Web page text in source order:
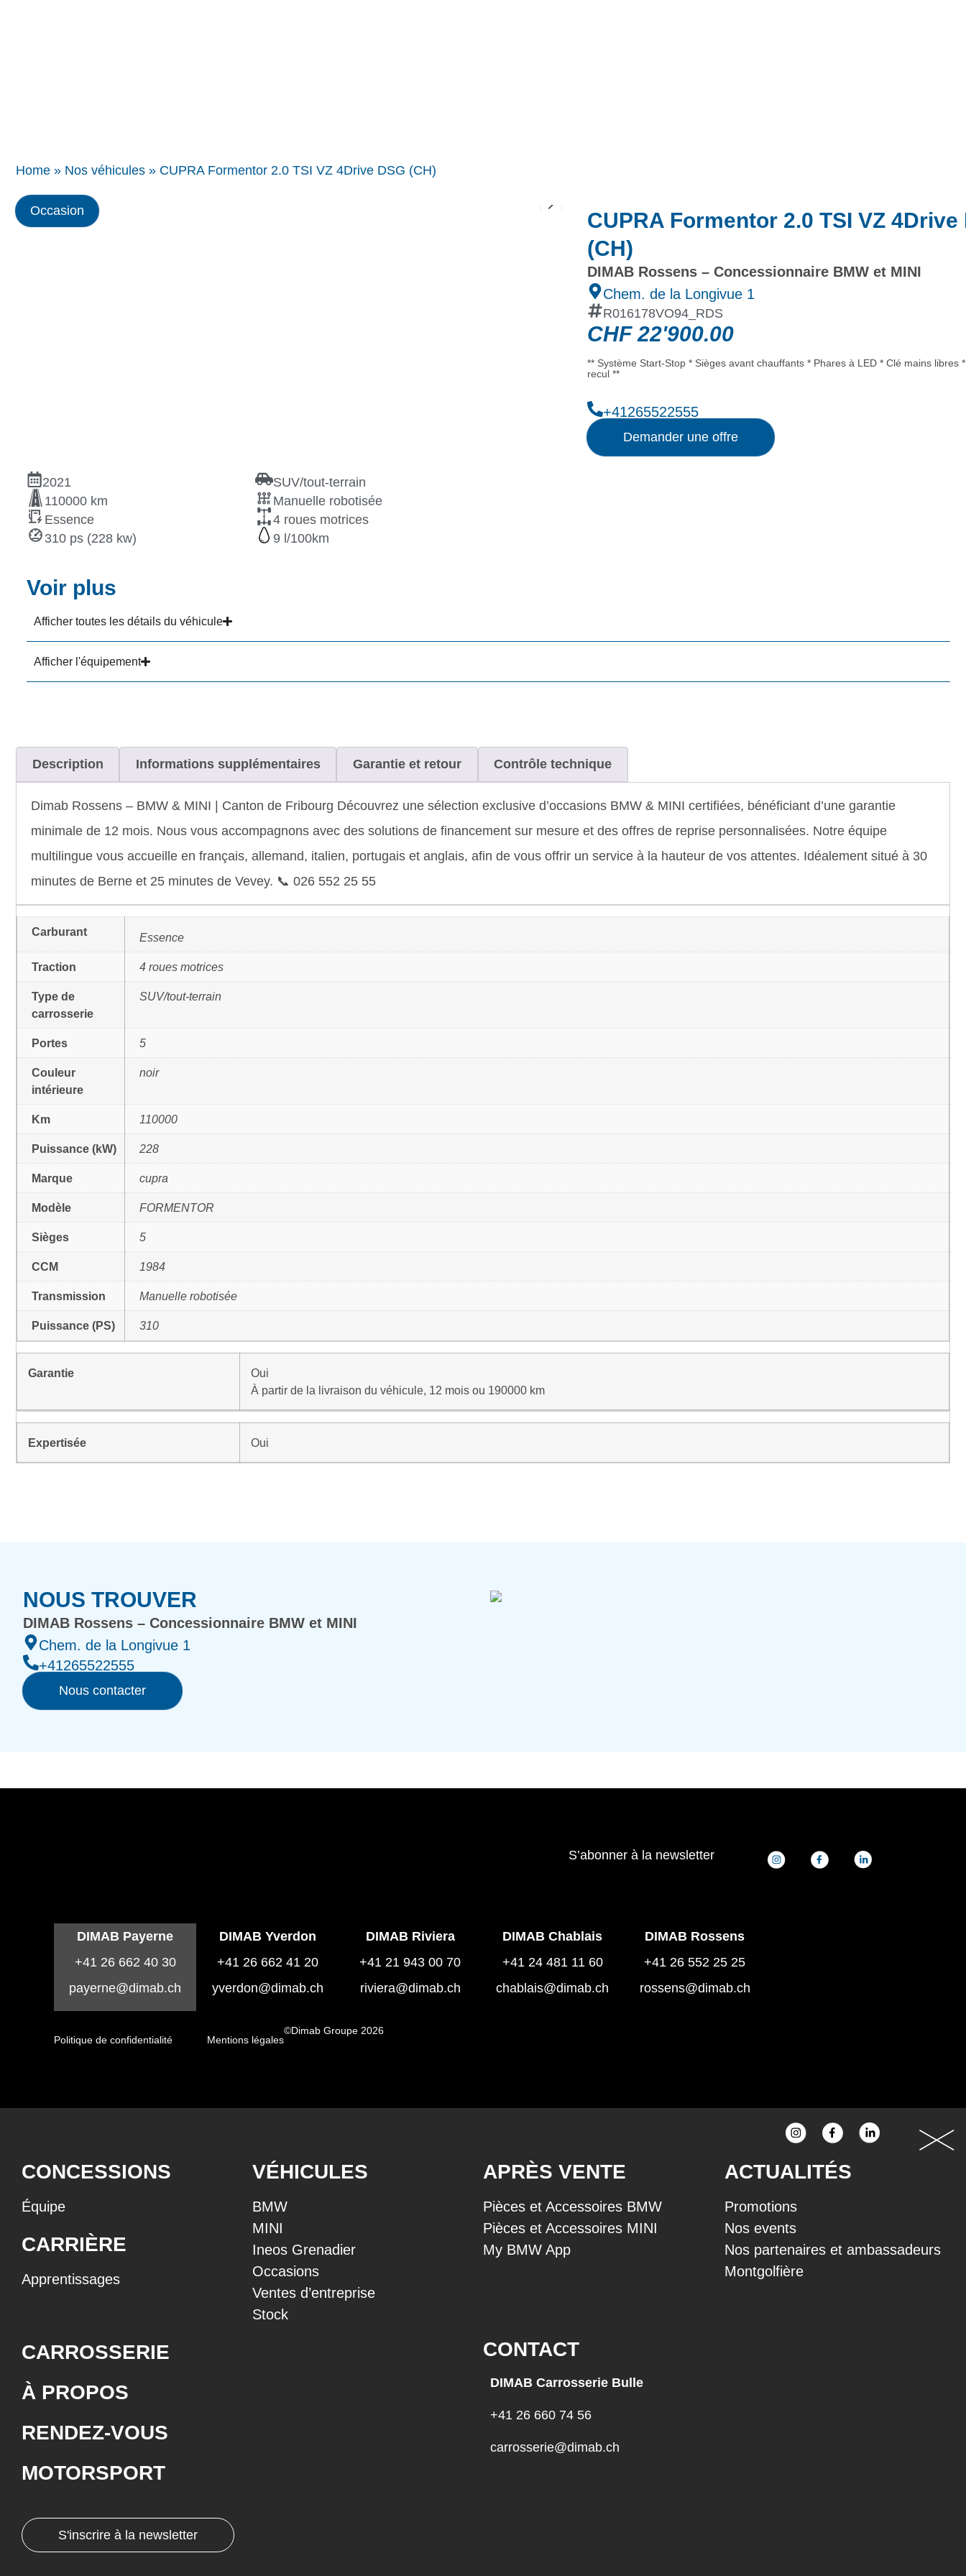
Home » Nos véhicules » CUPRA Formentor 2.0 TSI VZ 4Drive DSG (CH)
Occasion
CUPRA Formentor 2.0 TSI VZ 4Drive
(CH)
DIMAB Rossens – Concessionnaire BMW et MINI
Chem. de la Longivue 1
R016178VO94_RDS
CHF22'900.00
** Système Start-Stop * Sièges avant chauffants * Phares à LED * Clé mains libres
recul **
+41265522555
Demander une offre
2021
SUV/tout-terrain
110000 km
Manuelle robotisée
Essence
4 roues motrices
310 ps (228 kw)
9
Voir plus
Afficher toutes les détails du véhicule
Afficher l'équipement
Description Informations supplémentaires Garantie et retour Contrôle technique
Dimab Rossens – BMW & MINI | Canton de Fribourg Découvrez une sélection exclusive d’occasions BMW & MINI certifiées, bénéficiant d’une garantie
minimale de 12 mois. Nous vous accompagnons avec des solutions de financement sur mesure et des offres de reprise personnalisées. Notre équipe
multilingue vous accueille en français, allemand, italien, portugais et anglais, afin de vous offrir un service à la hauteur de vos attentes. Idéalement situé à 30
minutes de Berne et 25 minutes de Vevey. 📞 026 552 25 55
Carburant Essence
Traction 4 roues motrices
Type de
carrosserie
SUV/tout-terrain
Portes 5
Couleur
intérieure
noir
Km 110000
Puissance (kW) 228
Marque cupra
Modèle FORMENTOR
Sièges 5
CCM 1984
Transmission Manuelle robotisée
Puissance (PS) 310
Garantie
Oui
À partir de la livraison du véhicule, 12 mois ou 190000 km
Expertisée Oui
NOUS TROUVER
DIMAB Rossens – Concessionnaire BMW et MINI
Chem. de la Longivue 1
+41265522555
Nous contacter
S’abonner à la newsletter
DIMAB Payerne
+41 26 662 40 30
payerne@dimab.ch
DIMAB Yverdon
+41 26 662 41 20
yverdon@dimab.ch
DIMAB Riviera
+41 21 943 00 70
riviera@dimab.ch
DIMAB Chablais
+41 24 481 11 60
chablais@dimab.ch
DIMAB Rossens
+41 26 552 25 25
rossens@dimab.ch
Politique de confidentialité Mentions légales
©Dimab Groupe 2026
CONCESSIONS
Équipe
CARRIÈRE
Apprentissages
VÉHICULES
BMW
MINI
Ineos Grenadier
Occasions
Ventes d’entreprise
Stock
APRÈS VENTE
Pièces et Accessoires BMW
Pièces et Accessoires MINI
My BMW App
ACTUALITÉS
Promotions
Nos events
Nos partenaires et ambassadeurs
Montgolfière
CARROSSERIE
À PROPOS
RENDEZ-VOUS
MOTORSPORT
CONTACT
DIMAB Carrosserie Bulle
+41 26 660 74 56
carrosserie@dimab.ch
S'inscrire à la newsletter